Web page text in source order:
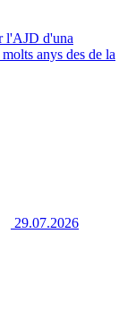
l'AJD d'una
anys des de la
29.07.2026